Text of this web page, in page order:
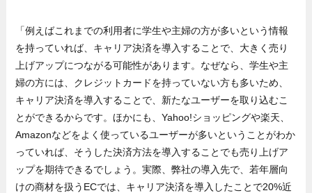
「例えばこれまでの利用者に学生や主婦の方が多いという情報
を持っていれば、キャリア決済を導入することで、大きく売り
上げアップにつながる可能性があります。なぜなら、学生や主
婦の方には、クレジットカードを持っていない方も多いため、
キャリア決済を導入することで、新たなユーザーを取り込むこ
とができるからです。ほかにも、Yahoo!ショッピングや楽天、
Amazonなどをよく使っているユーザーが多いということがわか
っていれば、そうした決済方法を導入することでも売り上げア
ップを期待できるでしょう。実際、弊社の導入先で、若年層向
けの商材を扱うECでは、キャリア決済を導入したことで20%近